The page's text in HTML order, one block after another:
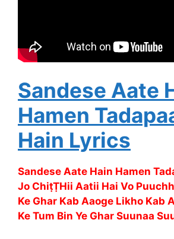
Sandese Aate
Hamen
Hain Lyrics
Sandese Aate Hain Hamen
Jo ChiṭṬHii Aatii Hai Vo
Ke Ghar Kab Aaoge Likho Kab
Ke Tum Bin Ye Ghar Suunaa